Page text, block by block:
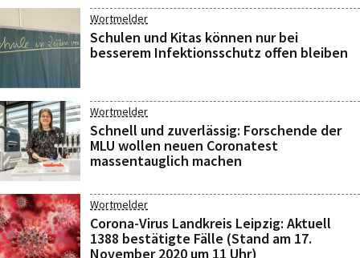
Wortmelder
Schulen und Kitas können nur bei
besserem Infektionsschutz offen bleiben
Wortmelder
Schnell und zuverlässig: Forschende der
MLU wollen neuen Coronatest
massentauglich machen
Wortmelder
Corona-Virus Landkreis Leipzig: Aktuell
1388 bestätigte Fälle (Stand am 17.
November 2020 um 11 Uhr)